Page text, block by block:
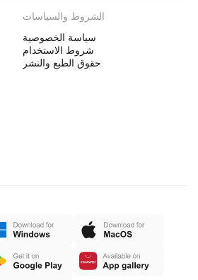
الشروط والسياسات
سياسة الخصوصية
شروط الاستخدام
حقوق الطبع والنشر